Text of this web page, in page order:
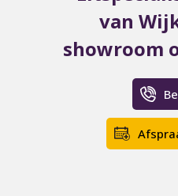
van
showroom